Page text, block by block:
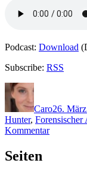
Podcast: Download
Subscribe: RSS
Autor
Caro26.
Hunter, Forensischer
Kommentarzu
Seiten